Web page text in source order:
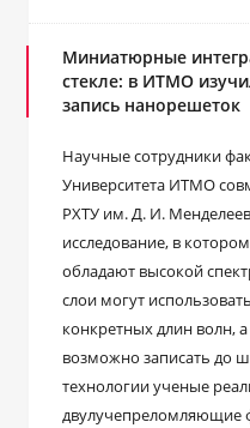
Миниатюрные
стекле: в ИТМО
запись нанорешеток
Научные сотрудники
Университета ИТМО
РХТУ им. Д. И.
исследование, в
обладают высокой
слои могут
конкретных длин волн,
возможно записать до
технологии ученые